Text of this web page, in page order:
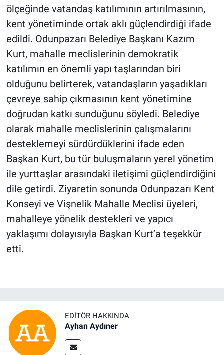
ölçeğinde vatandaş katılımının artırılmasının,
kent yönetiminde ortak aklı güçlendirdiği ifade
edildi. Odunpazarı Belediye Başkanı Kazım
Kurt, mahalle meclislerinin demokratik
katılımın en önemli yapı taşlarından biri
olduğunu belirterek, vatandaşların yaşadıkları
çevreye sahip çıkmasının kent yönetimine
doğrudan katkı sunduğunu söyledi. Belediye
olarak mahalle meclislerinin çalışmalarını
desteklemeyi sürdürdüklerini ifade eden
Başkan Kurt, bu tür buluşmaların yerel yönetim
ile yurttaşlar arasındaki iletişimi güçlendirdiğini
dile getirdi. Ziyaretin sonunda Odunpazarı Kent
Konseyi ve Vişnelik Mahalle Meclisi üyeleri,
mahalleye yönelik destekleri ve yapıcı
yaklaşımı dolayısıyla Başkan Kurt’a teşekkür
etti.
EDITÖR HAKKINDA
Ayhan Aydıner